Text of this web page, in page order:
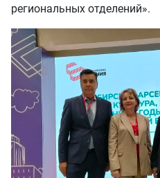
региональных отделений».